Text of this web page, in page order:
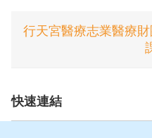
行天宮醫療志業醫療
快速連結